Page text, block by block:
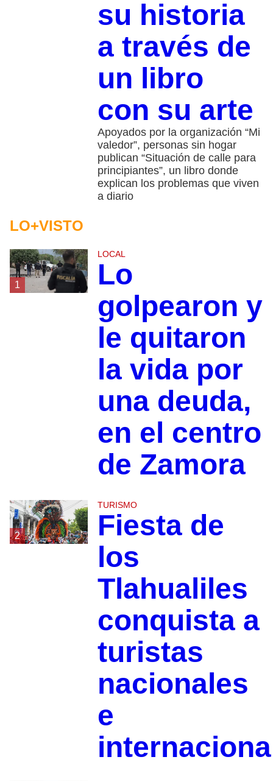
su historia
a través de
un libro
con su arte
Apoyados por la organización “Mi
valedor”, personas sin hogar
publican “Situación de calle para
principiantes”, un libro donde
explican los problemas que viven
a diario
LO+VISTO
1
LOCAL
Lo
golpearon y
le quitaron
la vida por
una deuda,
en el centro
de Zamora
2
TURISMO
Fiesta de
los
Tlahualiles
conquista a
turistas
nacionales
e